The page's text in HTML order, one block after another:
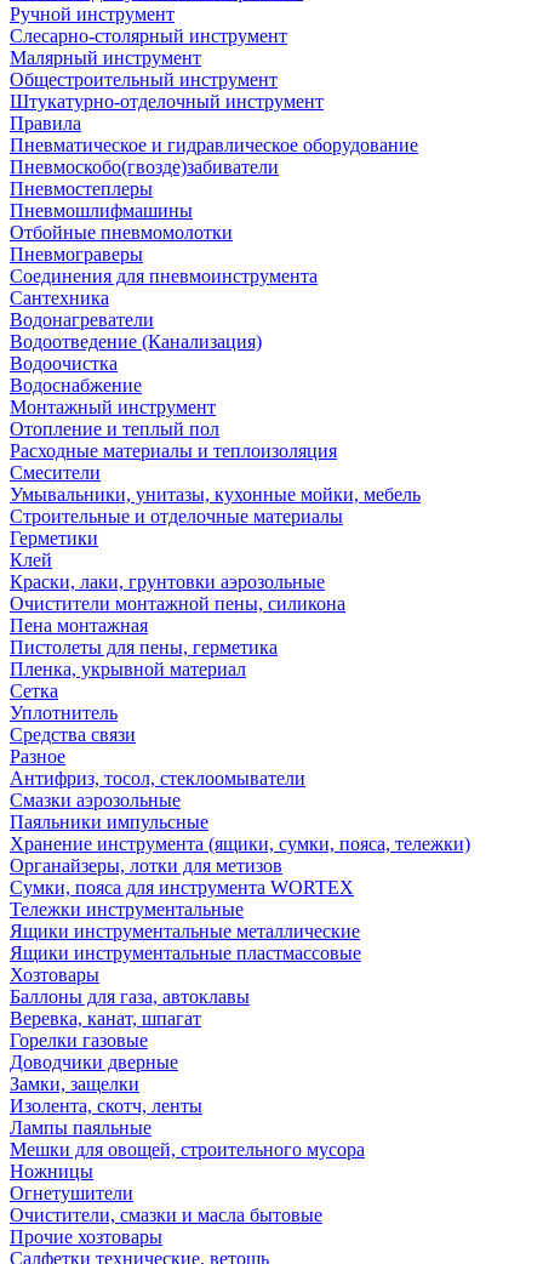
Ручной инструмент
Слесарно-столярный инструмент
Малярный инструмент
Общестроительный инструмент
Штукатурно-отделочный инструмент
Правила
Пневматическое и гидравлическое оборудование
Пневмоскобо(гвозде)забиватели
Пневмостеплеры
Пневмошлифмашины
Отбойные пневмомолотки
Пневмограверы
Соединения для пневмоинструмента
Сантехника
Водонагреватели
Водоотведение (Канализация)
Водоочистка
Водоснабжение
Монтажный инструмент
Отопление и теплый пол
Расходные материалы и теплоизоляция
Смесители
Умывальники, унитазы, кухонные мойки, мебель
Строительные и отделочные материалы
Герметики
Клей
Краски, лаки, грунтовки аэрозольные
Очистители монтажной пены, силикона
Пена монтажная
Пистолеты для пены, герметика
Пленка, укрывной материал
Сетка
Уплотнитель
Средства связи
Разное
Антифриз, тосол, стеклоомыватели
Смазки аэрозольные
Паяльники импульсные
Хранение инструмента (ящики, сумки, пояса, тележки)
Органайзеры, лотки для метизов
Сумки, пояса для инструмента WORTEX
Тележки инструментальные
Ящики инструментальные металлические
Ящики инструментальные пластмассовые
Хозтовары
Баллоны для газа, автоклавы
Веревка, канат, шпагат
Горелки газовые
Доводчики дверные
Замки, защелки
Изолента, скотч, ленты
Лампы паяльные
Мешки для овощей, строительного мусора
Ножницы
Огнетушители
Очистители, смазки и масла бытовые
Прочие хозтовары
Салфетки технические, ветошь